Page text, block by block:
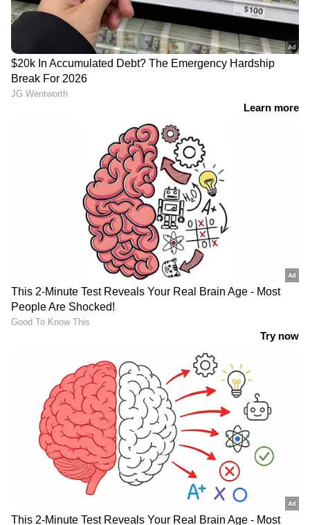
​ഗിഫ്റ്റുമായി ശ്രീലങ്ക; 30
ദിവസത്തെ ഇ.ടി.എ
അനുവദിച്ച് പുതിയ യാത്രാ
നിയമം, സൗജന്യമായി
ശ്രീലങ്ക സന്ദര്‍ശിക്കാം
ഏപ്രിലില്‍ ഇന്ത്യയുടെ
എണ്ണ ഇറക്കുമതിച്ചെലവ്
കുത്തനെ ഉയ‍‌ർന്നു,
വ‌‌ർധിച്ചത് 52 ശതമാനം
ഓൺലൈൻ ടിക്കറ്റ്
പ്ലാറ്റ്‌ഫോമുകളുടെ അമിത
ക്യാൻസലേഷൻ ചാർജ്:
അന്വേഷണത്തിന്
ഉത്തരവിട്ട് കേന്ദ്രമന്ത്രി
കുതിപ്പിനൊരുങ്ങി
വിഴിഞ്ഞം;
സ്ഥലമേറ്റെടുപ്പും
സ്പെഷ്യൽ എക്ണോമിക്
സോണും പ്രഖ്യാപനങ്ങളിൽ
മാത്രം
LATEST VIDEOS
എന്നാലും അർജുൻ എവിടെ?;
ഒളിവിൽ ഇരുന്ന് വെല്ലുവിളി തുടർന്ന്
ആയങ്കി